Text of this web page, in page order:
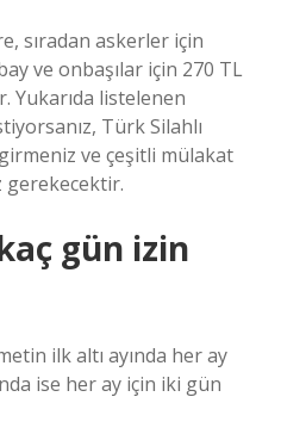
sıradan askerler için
ve onbaşılar için 270 TL
Yukarıda listelenen
Türk Silahlı
ve çeşitli mülakat
gerekecektir.
gün izin
ilk altı ayında her ay
ise her ay için iki gün